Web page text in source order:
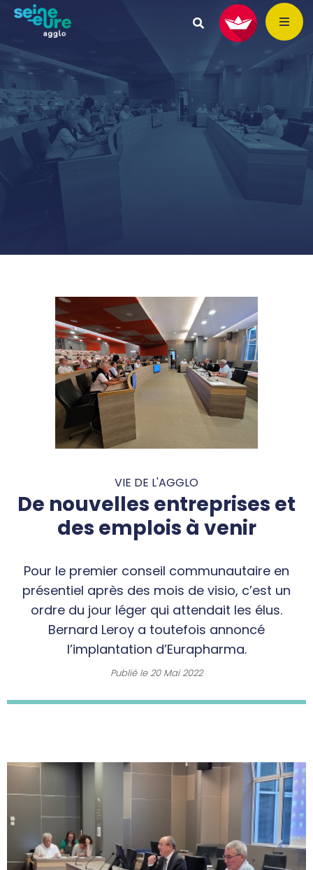
VIE DE L'AGGLO
De nouvelles entreprises et
des emplois à venir
Pour le premier conseil communautaire en
présentiel après des mois de visio, c’est un
ordre du jour léger qui attendait les élus.
Bernard Leroy a toutefois annoncé
l’implantation d’Eurapharma.
Publié le20 Mai 2022